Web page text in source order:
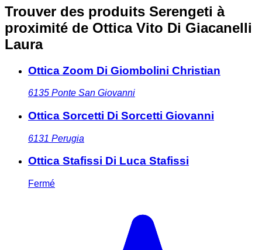
Trouver des produits Serengeti à
proximité de Ottica Vito Di Giacanelli
Laura
Ottica Zoom Di Giombolini Christian
6135 Ponte San Giovanni
Ottica Sorcetti Di Sorcetti Giovanni
6131 Perugia
Ottica Stafissi Di Luca Stafissi
Fermé